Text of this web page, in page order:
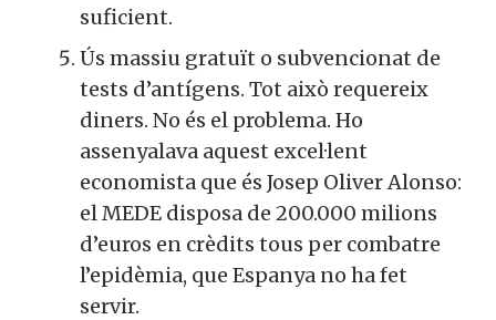
suficient.
Ús massiu gratuït o subvencionat de
tests d’antígens. Tot això requereix
diners. No és el problema. Ho
assenyalava aquest excel·lent
economista que és Josep Oliver Alonso:
el MEDE disposa de 200.000 milions
d’euros en crèdits tous per combatre
l’epidèmia, que Espanya no ha fet
servir.